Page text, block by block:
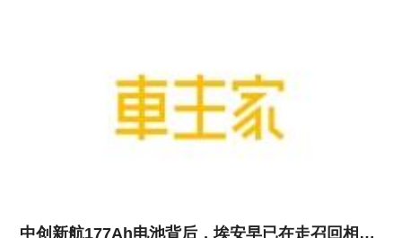
中创新航177Ah电池背后，埃安早已在走召回相关流程！